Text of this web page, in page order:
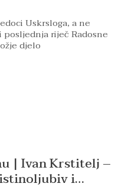
Uskrsloga, a ne
posljednja riječ Radosne
djelo
| Ivan Krstitelj –
i…